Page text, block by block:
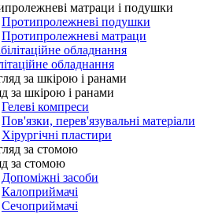
матраци і подушки
Протипролежневі подушки
Протипролежневі матраци
обладнання
за шкірою і ранами
Гелеві компреси
Пов'язки, перев'язувальні матеріали
Хірургічні пластири
за стомою
Допоміжні засоби
Калоприймачі
Сечоприймачі